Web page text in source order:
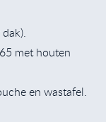
met houten
en wastafel.